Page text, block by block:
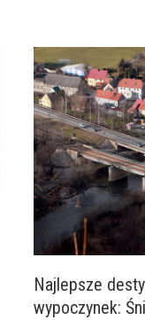
Najlepsze
wypoczynek: